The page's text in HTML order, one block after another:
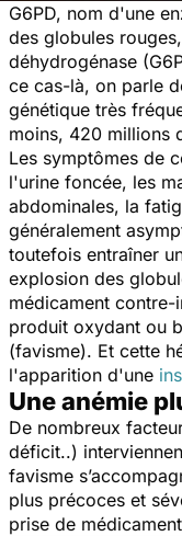
G6PD, nom d'une
des globules
déhydrogénase
ce cas-là, on parle
génétique très
moins, 420 millions
Les symptômes de
l'urine foncée, les
abdominales, la
généralement
toutefois entraîner
explosion des
médicament contre-
produit oxydant ou
(favisme). Et cette
l'apparition d'une
Une anémie
De nombreux
déficit..)
favisme
plus précoces et
prise de